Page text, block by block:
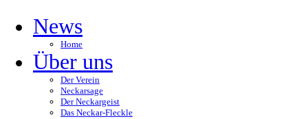
News
Home
Über uns
Der Verein
Neckarsage
Der Neckargeist
Das Neckar-Fleckle